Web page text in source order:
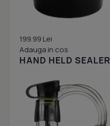
199.99 Lei
Adauga in cos
HAND HELD SEALER